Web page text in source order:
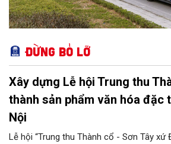
Đừng bỏ lỡ
Xây dựng Lễ hội Trung thu
thành sản phẩm văn hóa đặc
Nội
Lễ hội “Trung thu Thành cổ - Sơn Tây xứ